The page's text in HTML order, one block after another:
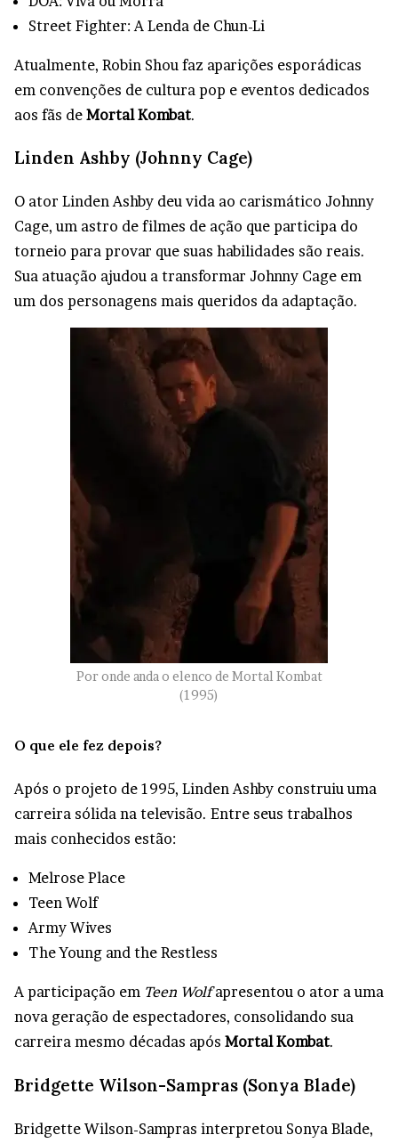
Street Fighter: A Lenda de Chun-Li
Atualmente, Robin Shou faz aparições esporádicas
em convenções de cultura pop e eventos dedicados
aos fãs de Mortal Kombat.
Linden Ashby (Johnny Cage)
O ator Linden Ashby deu vida ao carismático Johnny
Cage, um astro de filmes de ação que participa do
torneio para provar que suas habilidades são reais.
Sua atuação ajudou a transformar Johnny Cage em
um dos personagens mais queridos da adaptação.
Por onde anda o elenco de Mortal Kombat
(1995)
O que ele fez depois?
Após o projeto de 1995, Linden Ashby construiu uma
carreira sólida na televisão. Entre seus trabalhos
mais conhecidos estão:
Melrose Place
Teen Wolf
Army Wives
The Young and the Restless
A participação em Teen Wolfapresentou o ator a uma
nova geração de espectadores, consolidando sua
carreira mesmo décadas após Mortal Kombat.
Bridgette Wilson-Sampras (Sonya Blade)
Bridgette Wilson-Sampras interpretou Sonya Blade,